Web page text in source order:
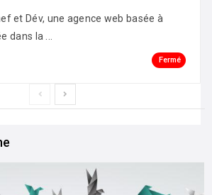
et Dév, une agence web basée à
dans la ...
Fermé